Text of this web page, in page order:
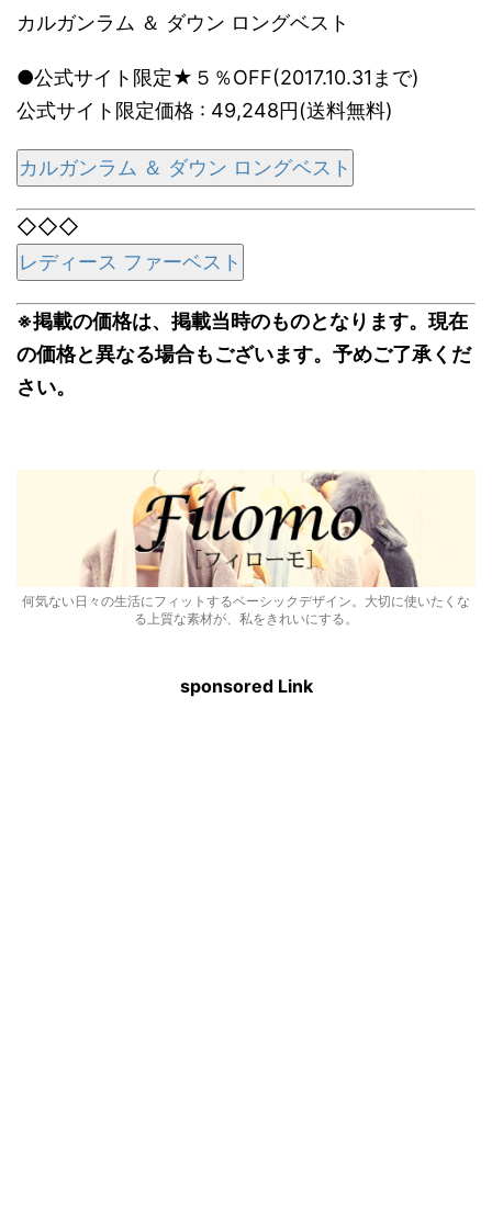
カルガンラム ＆ ダウン ロングベスト
●公式サイト限定★５％OFF(2017.10.31まで)
公式サイト限定価格 : 49,248円(送料無料)
カルガンラム ＆ ダウン ロングベスト
◇◇◇
レディース ファーベスト
※掲載の価格は、掲載当時のものとなります。現在
の価格と異なる場合もございます。予めご了承くだ
さい。
何気ない日々の生活にフィットするベーシックデザイン。大切に使いたくな
る上質な素材が、私をきれいにする。
sponsored Link